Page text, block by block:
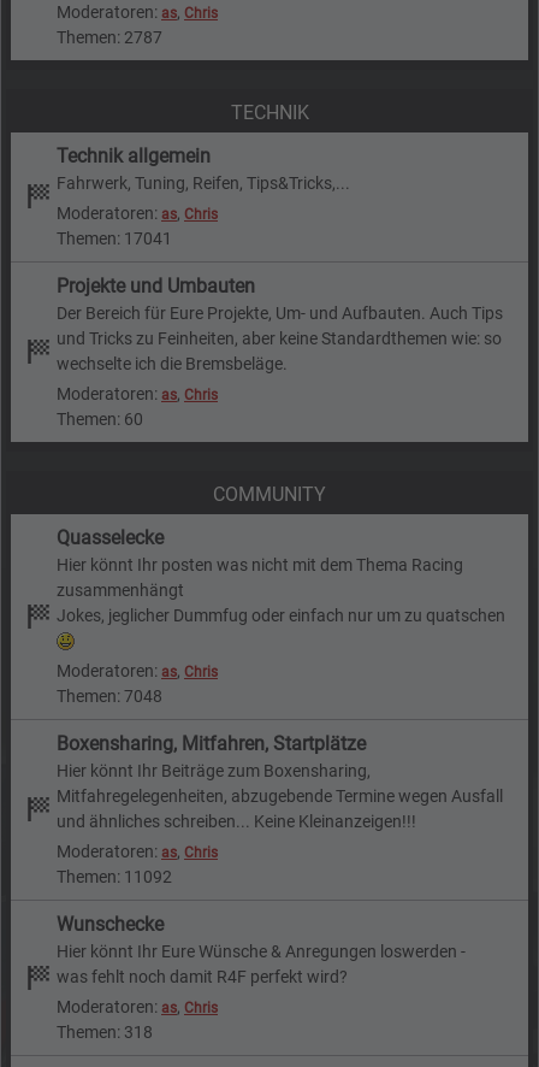
Moderatoren: as, Chris
Themen: 2787
TECHNIK
Technik allgemein
Fahrwerk, Tuning, Reifen, Tips&Tricks,...
Moderatoren: as, Chris
Themen: 17041
Projekte und Umbauten
Der Bereich für Eure Projekte, Um- und Aufbauten. Auch Tips
und Tricks zu Feinheiten, aber keine Standardthemen wie: so
wechselte ich die Bremsbeläge.
Moderatoren: as, Chris
Themen: 60
COMMUNITY
Quasselecke
Hier könnt Ihr posten was nicht mit dem Thema Racing
zusammenhängt
Jokes, jeglicher Dummfug oder einfach nur um zu quatschen
Moderatoren: as, Chris
Themen: 7048
Boxensharing, Mitfahren, Startplätze
Hier könnt Ihr Beiträge zum Boxensharing,
Mitfahregelegenheiten, abzugebende Termine wegen Ausfall
und ähnliches schreiben... Keine Kleinanzeigen!!!
Moderatoren: as, Chris
Themen: 11092
Wunschecke
Hier könnt Ihr Eure Wünsche & Anregungen loswerden -
was fehlt noch damit R4F perfekt wird?
Moderatoren: as, Chris
Themen: 318